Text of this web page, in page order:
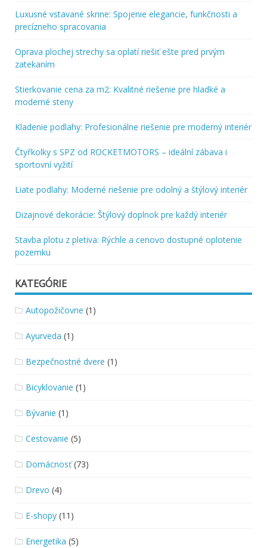
Luxusné vstavané skrine: Spojenie elegancie, funkčnosti a
precízneho spracovania
Oprava plochej strechy sa oplatí riešiť ešte pred prvým
zatekaním
Stierkovanie cena za m2: Kvalitné riešenie pre hladké a
moderné steny
Kladenie podlahy: Profesionálne riešenie pre moderný interiér
Čtyřkolky s SPZ od ROCKETMOTORS – ideální zábava i
sportovní vyžití
Liate podlahy: Moderné riešenie pre odolný a štýlový interiér
Dizajnové dekorácie: Štýlový doplnok pre každý interiér
Stavba plotu z pletiva: Rýchle a cenovo dostupné oplotenie
pozemku
KATEGÓRIE
Autopožičovne (1)
Ayurveda (1)
Bezpečnostné dvere (1)
Bicyklovanie (1)
Bývanie (1)
Cestovanie (5)
Domácnosť(73)
Drevo (4)
E-shopy (11)
Energetika (5)